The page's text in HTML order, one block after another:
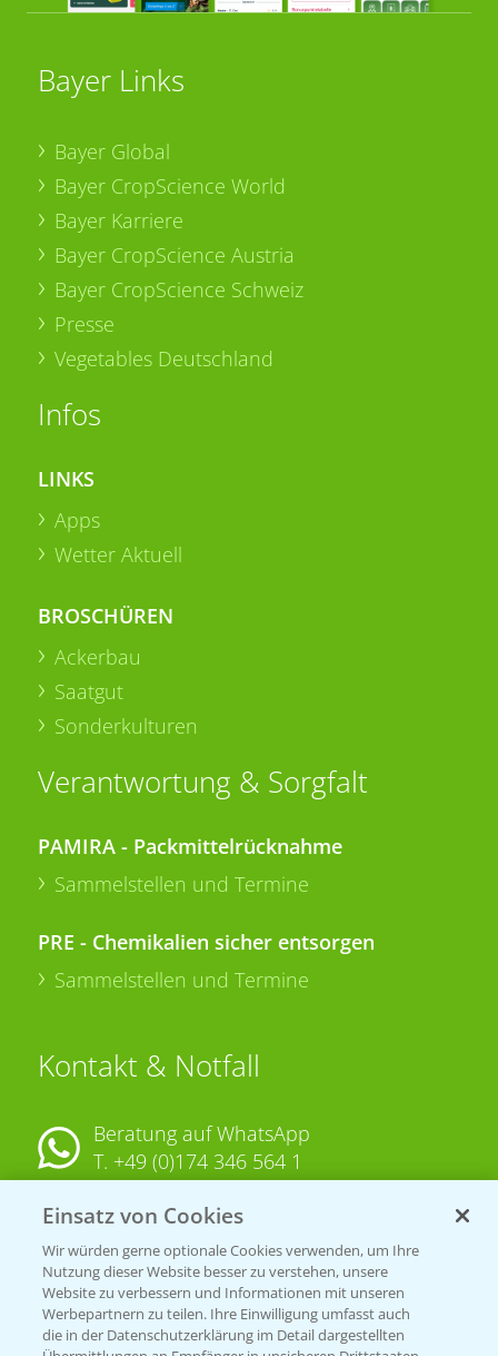
Bayer Links
Bayer Global
Bayer CropScience World
Bayer Karriere
Bayer CropScience Austria
Bayer CropScience Schweiz
Presse
Vegetables Deutschland
Infos
LINKS
Apps
Wetter Aktuell
BROSCHÜREN
Ackerbau
Saatgut
Sonderkulturen
Verantwortung & Sorgfalt
PAMIRA - Packmittelrücknahme
Sammelstellen und Termine
PRE - Chemikalien sicher entsorgen
Sammelstellen und Termine
Kontakt & Notfall
Beratung auf WhatsApp
T. +49 (0)174 346 564 1
KONTAKT
Hilfe in Notfällen
T.+49 (0)214/30-20220
Einsatz von Cookies
Wir würden gerne optionale Cookies verwenden, um Ihre
Nutzung dieser Website besser zu verstehen, unsere
Website zu verbessern und Informationen mit unseren
Werbepartnern zu teilen. Ihre Einwilligung umfasst auch
die in der Datenschutzerklärung im Detail dargestellten